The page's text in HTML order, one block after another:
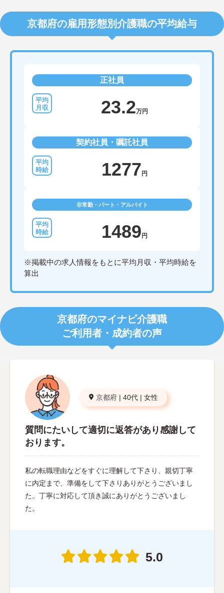
京都府の雇用形態別介護職の平均給与
正社員
23.2万円
契約社員・嘱託社員
1277 円
非常勤・パート・アルバイト
1489 円
※掲載中の求人情報をもとに平均月収・平均時給を
算出
京都府のマイナビ介護職
ご利用者・成約者の声
京都府 | 40代 | 女性
質問にたいして適切に返答があり感謝して
おります。
私の転職理由などをすぐに理解して下さり、親切丁寧
に内定まで、準備をして下さりありがとうございまし
た。丁寧に対応して頂き誠にありがとうございまし
た。
5.0